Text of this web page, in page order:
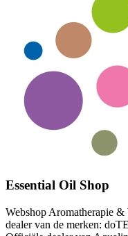
Essential Oil Shop
Webshop Aromatherapie
dealer van de merken: